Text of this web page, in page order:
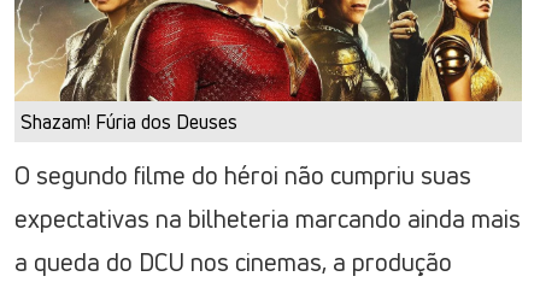
Shazam! Fúria dos Deuses
O segundo filme do héroi não cumpriu suas
expectativas na bilheteria marcando ainda mais
a queda do DCU nos cinemas, a produção